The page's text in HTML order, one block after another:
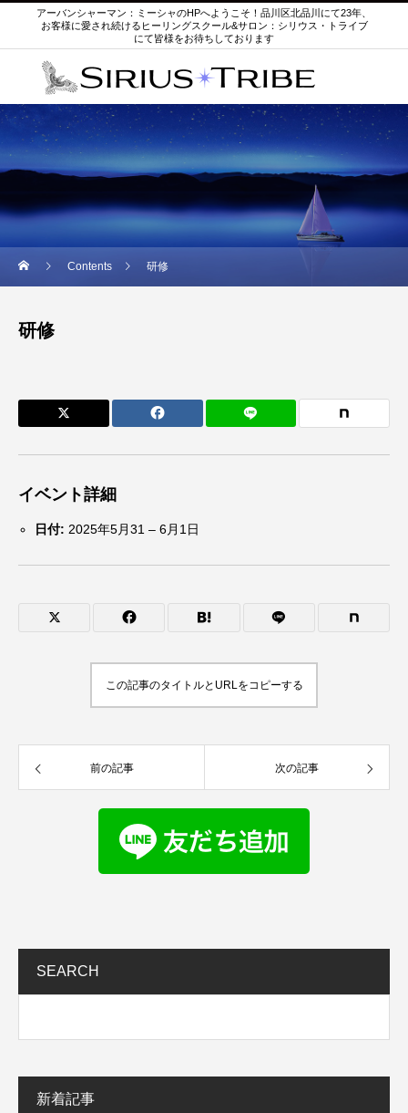
アーバンシャーマン：ミーシャのHPへようこそ！品川区北品川にて23年、
お客様に愛され続けるヒーリングスクール&サロン：シリウス・トライブ
にて皆様をお待ちしております
Contents 研修
研修
イベント詳細
日付: 2025年5月31 –6月1日
この記事のタイトルとURLをコピーする
前の記事 次の記事
SEARCH
新着記事